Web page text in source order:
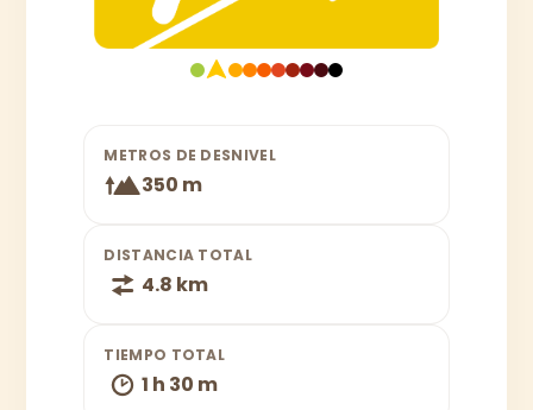
METROS DE DESNIVEL
350 m
DISTANCIA TOTAL
4.8 km
TIEMPO TOTAL
1 h 30 m